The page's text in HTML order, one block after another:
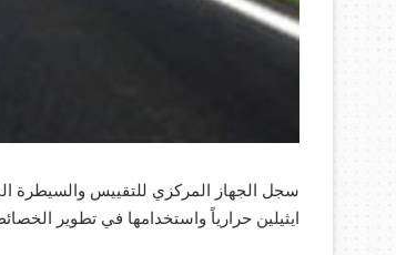
سجل الجهاز المركزي للتقييس والسيطرة
ايثيلين حرارياً واستخدامها في تطوير